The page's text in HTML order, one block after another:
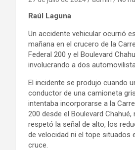
Raúl Laguna
Un accidente vehicular ocurrió
mañana en el crucero de la
Federal 200 y el Boulevard
involucrando a dos
El incidente se produjo cuando
conductor de una camioneta
intentaba incorporarse a la
200 desde el Boulevard Chahué,
respetó la señal de alto, los
de velocidad ni el tope situados
cruce.